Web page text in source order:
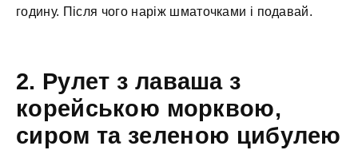
годину. Після чого наріж шматочками і подавай.
2. Рулет з лаваша з
корейською морквою,
сиром та зеленою цибулею